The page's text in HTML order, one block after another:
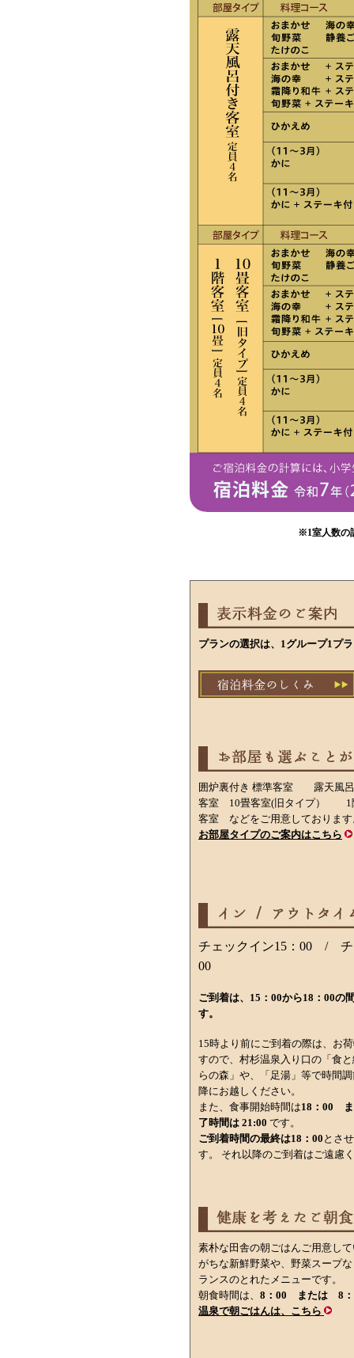
※1室人数の
プランの選択は、1グループ1プ
囲炉裏付き 標準客室 露天風
客室 10畳客室(旧タイプ）
客室 などをご用意しております
お部屋タイプのご案内はこちら
チェックイン15：00 / チ
00
ご到着は、15：00から18：00の
す。
15時より前にご到着の際は、お
すので、村杉温泉入り口の「食
らの森」や、「足湯」等で時間
降にお越しください。
また、食事開始時間は18：00 ま
了時間は 21:00 です。
ご到着時間の最終は18：00 とさ
す。 それ以降のご到着はご遠慮
素朴な田舎の朝ごはんご用意し
がちな新鮮野菜や、野菜スープ
ランスのとれたメニューです。
朝食時間は、 8：00 または 8：
温泉で朝ごはんは、こちら